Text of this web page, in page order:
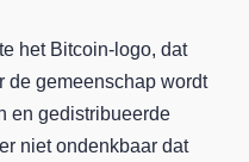
het Bitcoin-logo, dat
de gemeenschap wordt
en gedistribueerde
niet ondenkbaar dat